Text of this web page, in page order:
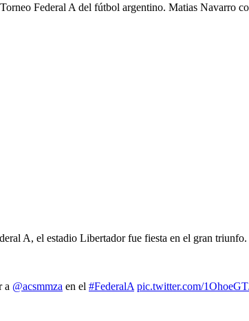
Federal A del fútbol argentino. Matias Navarro
A, el estadio Libertador fue fiesta en el gran triunfo.
a @acsmmza en el #FederalA pic.twitter.com/